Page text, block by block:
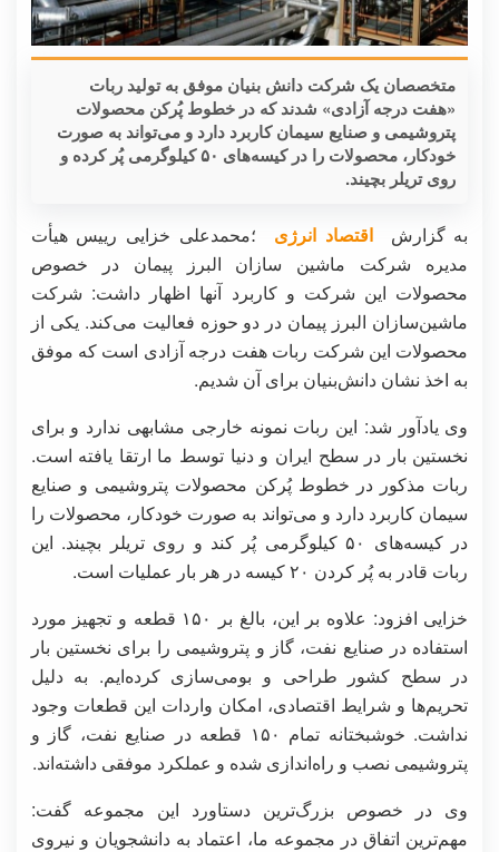
متخصصان یک شرکت دانش بنیان موفق به تولید ربات
«هفت درجه آزادی» شدند که در خطوط پُرکن محصولات
پتروشیمی و صنایع سیمان کاربرد دارد و می‌تواند به صورت
خودکار، محصولات را در کیسه‌های ۵۰ کیلوگرمی پُر کرده و
روی تریلر بچیند.
به گزارشاقتصاد انرژی ؛محمدعلی خزایی رییس هیأت
مدیره شرکت ماشین سازان البرز پیمان در خصوص
محصولات این شرکت و کاربرد آنها اظهار داشت: شرکت
ماشین‌سازان البرز پیمان در دو حوزه فعالیت می‌کند. یکی از
محصولات این شرکت ربات هفت درجه آزادی است که موفق
به اخذ نشان دانش‌بنیان برای آن شدیم.
وی یادآور شد: این ربات نمونه خارجی مشابهی ندارد و برای
نخستین بار در سطح ایران و دنیا توسط ما ارتقا یافته است.
ربات مذکور در خطوط پُرکن محصولات پتروشیمی و صنایع
سیمان کاربرد دارد و می‌تواند به صورت خودکار، محصولات را
در کیسه‌های ۵۰ کیلوگرمی پُر کند و روی تریلر بچیند. این
ربات قادر به پُر کردن ۲۰ کیسه در هر بار عملیات است.
خزایی افزود: علاوه بر این، بالغ بر ۱۵۰ قطعه و تجهیز مورد
استفاده در صنایع نفت، گاز و پتروشیمی را برای نخستین بار
در سطح کشور طراحی و بومی‌سازی کرده‌ایم. به دلیل
تحریم‌ها و شرایط اقتصادی، امکان واردات این قطعات وجود
نداشت. خوشبختانه تمام ۱۵۰ قطعه در صنایع نفت، گاز و
پتروشیمی نصب و راه‌اندازی شده و عملکرد موفقی داشته‌اند.
وی در خصوص بزرگ‌ترین دستاورد این مجموعه گفت:
مهم‌ترین اتفاق در مجموعه ما، اعتماد به دانشجویان و نیروی